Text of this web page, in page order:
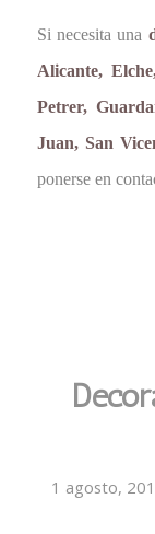
Si necesita una
Alicante,
Petrer,
Juan, San
ponerse en
1 agosto,